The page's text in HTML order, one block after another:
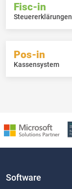
Fisc-in
Steuererklärungen
Pos-in
Kassensystem
Software